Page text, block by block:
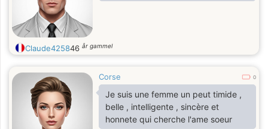
Claude425846 år gammel
Corse 0
Je suis une femme un peut timide ,
belle , intelligente , sincère et
honnete qui cherche l'ame soeur